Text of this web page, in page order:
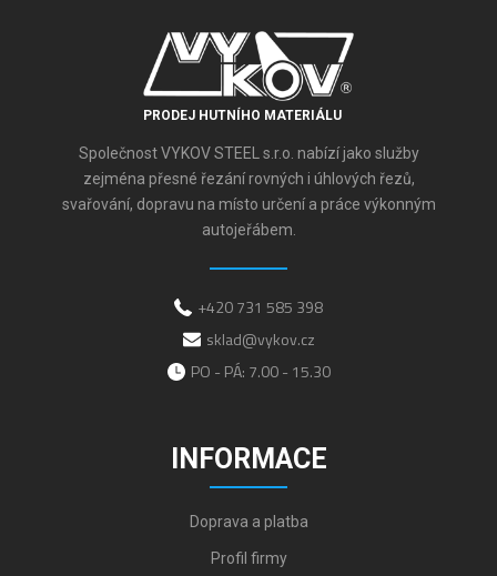
PRODEJ HUTNÍHO MATERIÁLU
Společnost VYKOV STEEL s.r.o. nabízí jako služby
zejména přesné řezání rovných i úhlových řezů,
svařování, dopravu na místo určení a práce výkonným
autojeřábem.
+420 731 585 398
sklad@vykov.cz
PO - PÁ: 7.00 - 15.30
INFORMACE
Doprava a platba
Profil firmy